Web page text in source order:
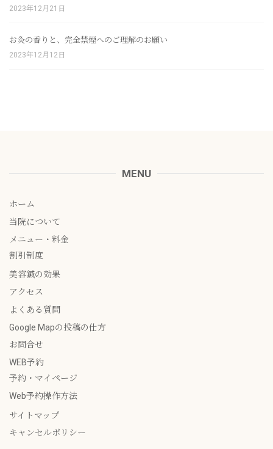
2023年12月21日
お灸の香りと、完全禁煙へのご理解のお願い
2023年12月12日
MENU
ホーム
当院について
メニュー・料金
割引制度
美容鍼の効果
アクセス
よくある質問
Google Mapの投稿の仕方
お問合せ
WEB予約
予約・マイページ
Web予約操作方法
サイトマップ
キャンセルポリシー